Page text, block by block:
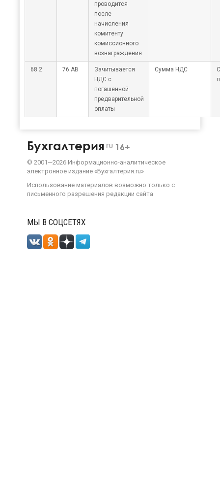
проводится
после
начисления
комитенту
комиссионного
вознаграждения
68.2 76.АВ
Зачитывается
НДС с
погашенной
предварительной
оплаты
Сумма НДС
Бухгалтерия ru 16+
© 2001—2026 Информационно-аналитическое
электронное издание «Бухгалтерия.ru»
Использование материалов возможно только с
письменного разрешения редакции сайта
МЫ В СОЦСЕТЯХ